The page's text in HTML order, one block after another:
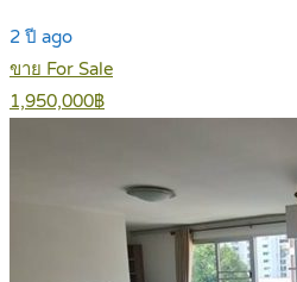
2 ปี ago
ขาย For Sale
1,950,000฿